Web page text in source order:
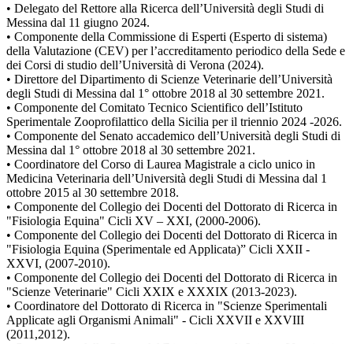
• Delegato del Rettore alla Ricerca dell’Università degli Studi di
Messina dal 11 giugno 2024.
• Componente della Commissione di Esperti (Esperto di sistema)
della Valutazione (CEV) per l’accreditamento periodico della Sede e
dei Corsi di studio dell’Università di Verona (2024).
• Direttore del Dipartimento di Scienze Veterinarie dell’Università
degli Studi di Messina dal 1° ottobre 2018 al 30 settembre 2021.
• Componente del Comitato Tecnico Scientifico dell’Istituto
Sperimentale Zooprofilattico della Sicilia per il triennio 2024 -2026.
• Componente del Senato accademico dell’Università degli Studi di
Messina dal 1° ottobre 2018 al 30 settembre 2021.
• Coordinatore del Corso di Laurea Magistrale a ciclo unico in
Medicina Veterinaria dell’Università degli Studi di Messina dal 1
ottobre 2015 al 30 settembre 2018.
• Componente del Collegio dei Docenti del Dottorato di Ricerca in
"Fisiologia Equina" Cicli XV – XXI, (2000-2006).
• Componente del Collegio dei Docenti del Dottorato di Ricerca in
"Fisiologia Equina (Sperimentale ed Applicata)” Cicli XXII -
XXVI, (2007-2010).
• Componente del Collegio dei Docenti del Dottorato di Ricerca in
"Scienze Veterinarie" Cicli XXIX e XXXIX (2013-2023).
• Coordinatore del Dottorato di Ricerca in "Scienze Sperimentali
Applicate agli Organismi Animali" - Cicli XXVII e XXVIII
(2011,2012).